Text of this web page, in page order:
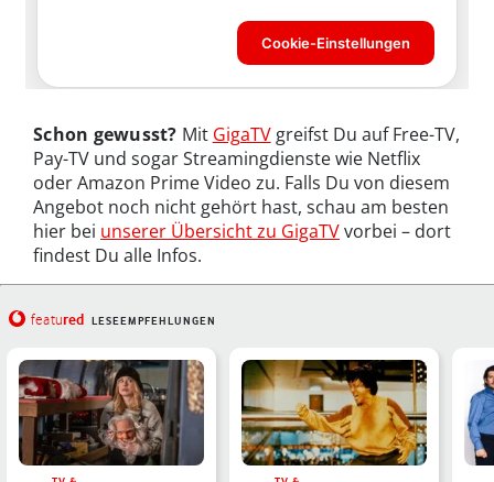
Schon gewusst? Mit GigaTVgreifst Du auf Free-TV,
Pay-TV und sogar Streamingdienste wie Netflix
oder Amazon Prime Video zu. Falls Du von diesem
Angebot noch nicht gehört hast, schau am besten
hier bei unserer Übersicht zu GigaTVvorbei – dort
findest Du alle Infos.
featured LESEEMPFEHLUNGEN